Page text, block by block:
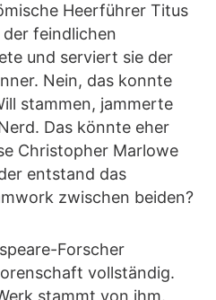
Heerführer Titus
feindlichen
und serviert sie der
Nein, das konnte
stammen, jammerte
Das könnte eher
Christopher Marlowe
entstand das
zwischen beiden?
Forscher
vollständig.
stammt von ihm.